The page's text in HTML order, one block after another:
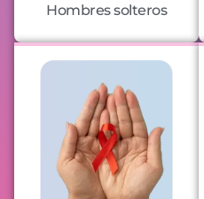
Hombres solteros